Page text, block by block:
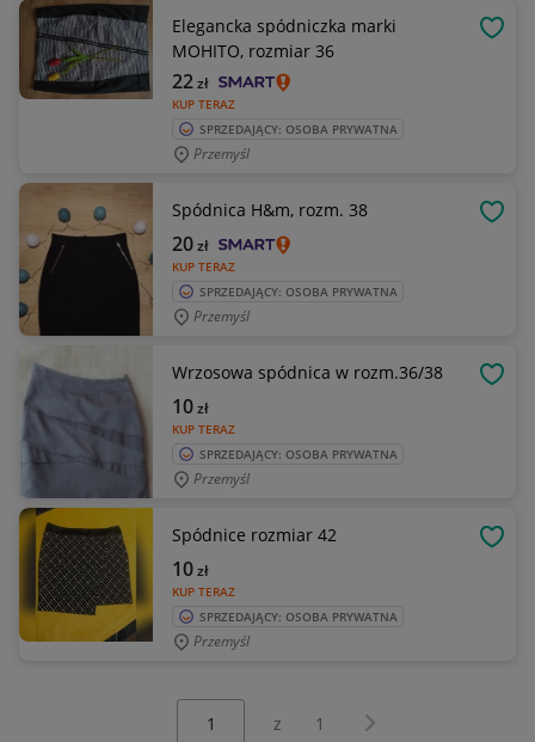
Elegancka spódniczka marki
MOHITO, rozmiar 36
KUP TERAZ
22zł
SPRZEDAJĄCY: OSOBA PRYWATNA
Przemyśl
Spódnica H&m, rozm. 38
KUP TERAZ
20zł
SPRZEDAJĄCY: OSOBA PRYWATNA
Przemyśl
Wrzosowa spódnica w rozm.36/38
KUP TERAZ
10zł
SPRZEDAJĄCY: OSOBA PRYWATNA
Przemyśl
Spódnice rozmiar 42
KUP TERAZ
10zł
SPRZEDAJĄCY: OSOBA PRYWATNA
Przemyśl
z 1 Następna strona